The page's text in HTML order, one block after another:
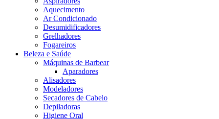
Aquecimento
Ar Condicionado
Desumidificadores
Grelhadores
Fogareiros
Beleza e Saúde
Máquinas de Barbear
Aparadores
Alisadores
Modeladores
Secadores de Cabelo
Depiladoras
Higiene Oral